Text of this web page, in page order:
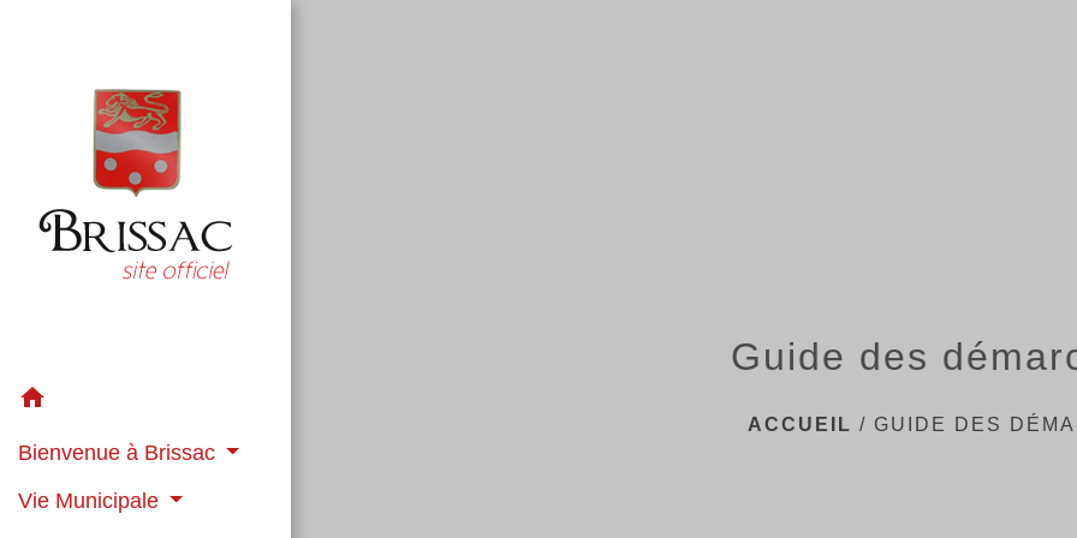
home
Bienvenue à Brissac
Vie Municipale
Guide des
ACCUEIL / GUIDE DES